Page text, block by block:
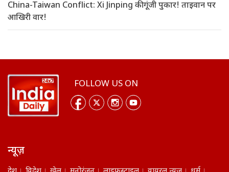
China-Taiwan Conflict: Xi Jinping की गूंजी पुकार! ताइवान पर
आखिरी वार!
FOLLOW US ON
न्यूज़